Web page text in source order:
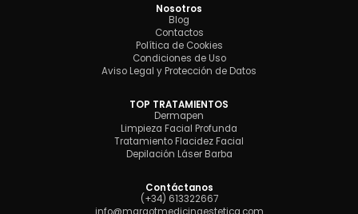
Nosotros
Blog
Contactos
Política de Cookies
Condiciones de Uso
Aviso Legal y Protección de Datos
TOP TRATAMIENTOS
Dermapen
Limpieza Facial Profunda
Tratamiento Flacidez Facial
Depilación Láser Barba
Contáctanos
(+34) 613322667